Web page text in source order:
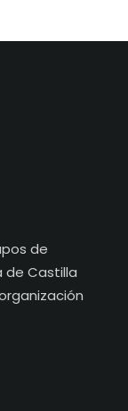
de
de Castilla